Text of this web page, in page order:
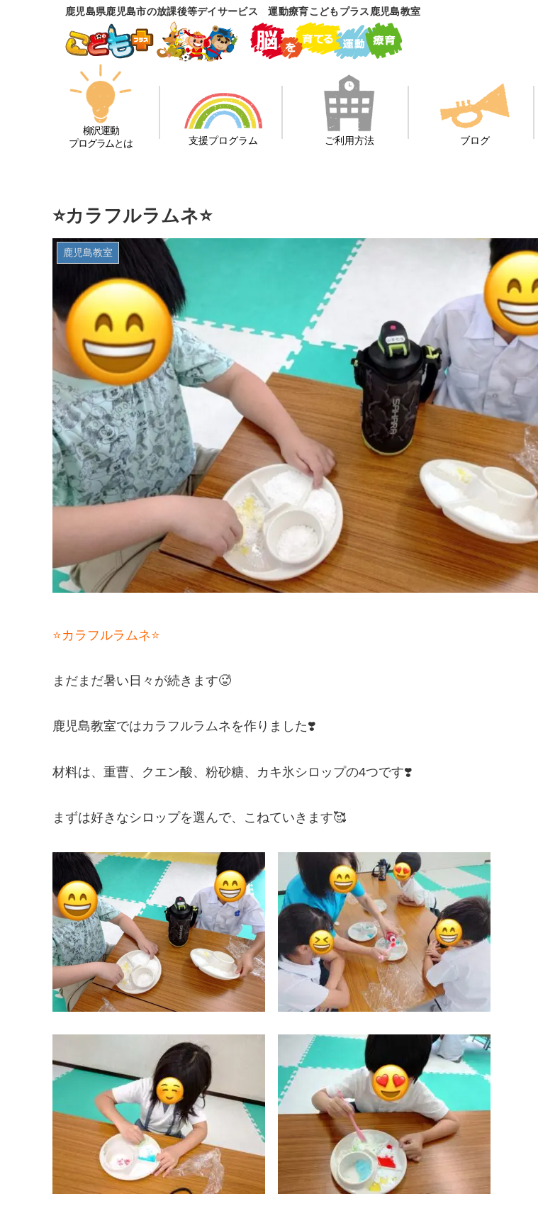
鹿児島県鹿児島市の放課後等デイサービス 運動療育こどもプラス鹿児島教室
柳沢運動
プログラムとは
支援プログラム ご利用方法 ブログ
⭐️カラフルラムネ⭐️
鹿児島教室
⭐️カラフルラムネ⭐️
まだまだ暑い日々が続きます🥵
鹿児島教室ではカラフルラムネを作りました❣️
材料は、重曹、クエン酸、粉砂糖、カキ氷シロップの4つです❣️
まずは好きなシロップを選んで、こねていきます🥰